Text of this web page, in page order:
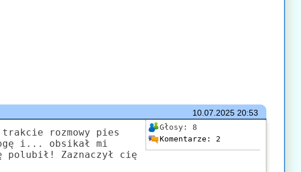
10.07.202520:53
Głosy: 8
Komentarze: 2
trakcie rozmowy pies
i... obsikał mi
Zaznaczył cię